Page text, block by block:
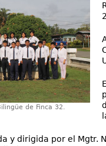
de Finca 32.
y dirigida por el Mgtr.